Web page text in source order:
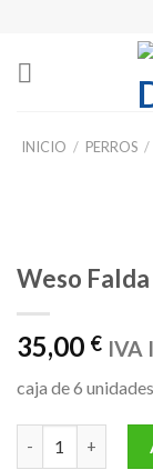
content
INICIO / PERROS /
Weso
35,00 € IVA
caja de 6
Weso Falda en